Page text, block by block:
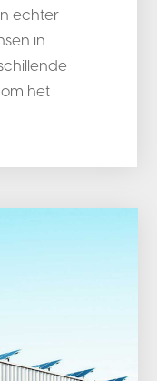
echter
in
het